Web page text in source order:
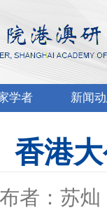
学者 新闻
香港
者：苏灿